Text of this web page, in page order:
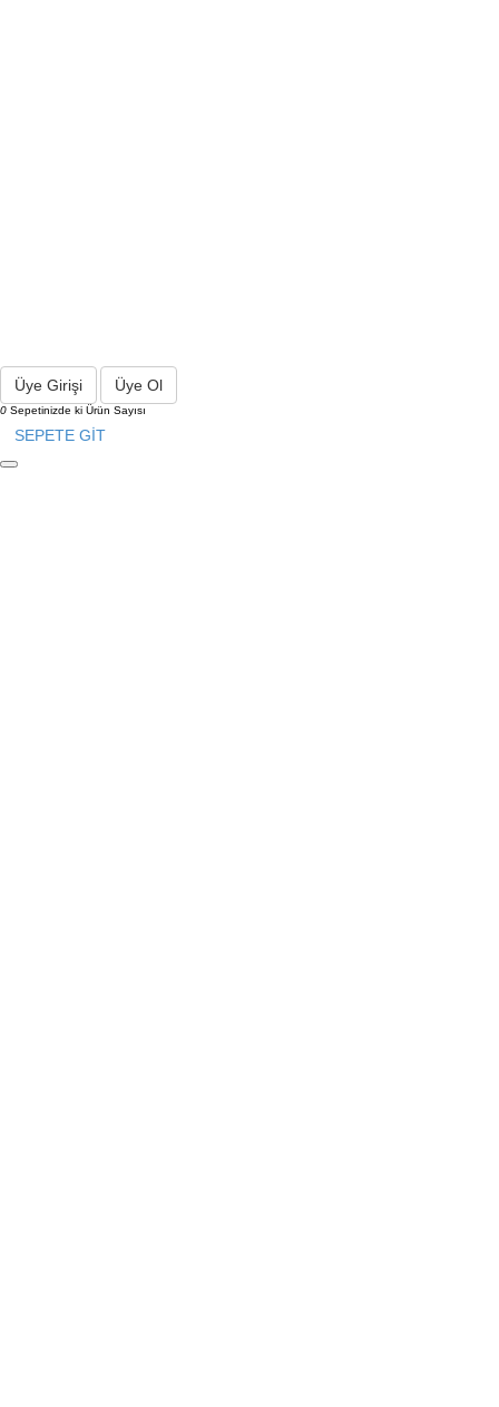
Üye Girişi Üye Ol
0 Sepetinizde ki Ürün Sayısı
SEPETE GİT